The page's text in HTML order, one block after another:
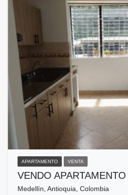
APARTAMENTO VENTA
VENDO
Medellín, Antioquia, Colombia